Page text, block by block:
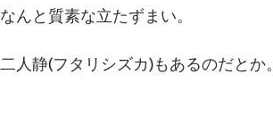
なんと質素な立たずまい。
二人静(フタリシズカ)もあるのだとか。